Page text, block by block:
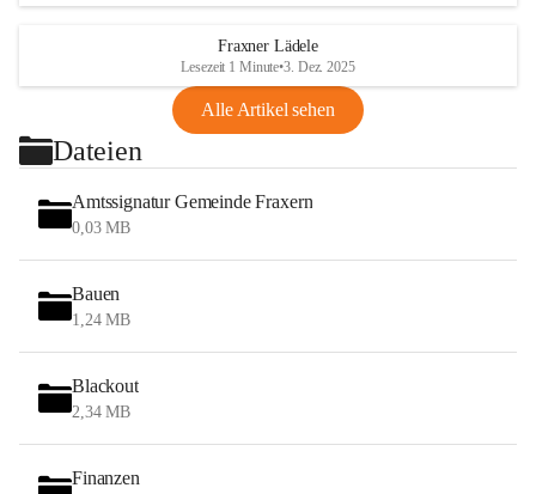
Fraxner Lädele
Lesezeit 1 Minute•3. Dez. 2025
Alle Artikel sehen
Dateien
Amtssignatur Gemeinde Fraxern
0,03 MB
Bauen
1,24 MB
Blackout
2,34 MB
Finanzen